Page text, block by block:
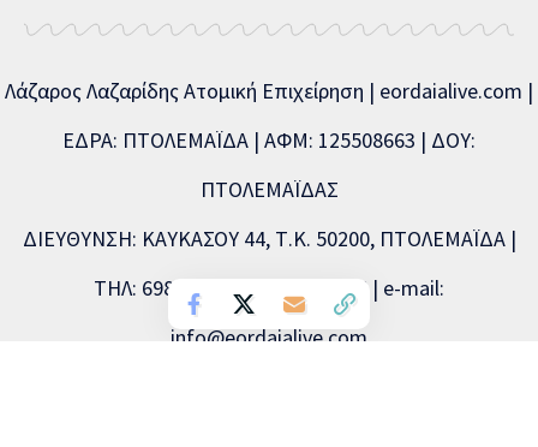
Λάζαρος Λαζαρίδης Ατομική Επιχείρηση | eordaialive.com |
ΕΔΡΑ: ΠΤΟΛΕΜΑΪΔΑ | ΑΦΜ: 125508663 | ΔΟΥ:
ΠΤΟΛΕΜΑΪΔΑΣ
ΔΙΕΥΘΥΝΣΗ: ΚΑΥΚΑΣΟΥ 44, Τ.Κ. 50200, ΠΤΟΛΕΜΑΪΔΑ |
ΤΗΛ: 6981893715, 2463504856 | e-mail:
info@eordaialive.com